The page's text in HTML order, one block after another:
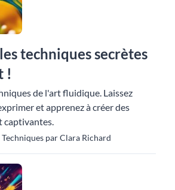
techniques secrètes
!
de l'art fluidique. Laissez
et apprenez à créer des
captivantes.
par Clara Richard